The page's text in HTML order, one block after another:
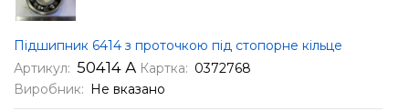
Підшипник 6414 з проточкою під стопорне кільце
Артикул: 50414 А Картка: 0372768
Виробник: Не вказано